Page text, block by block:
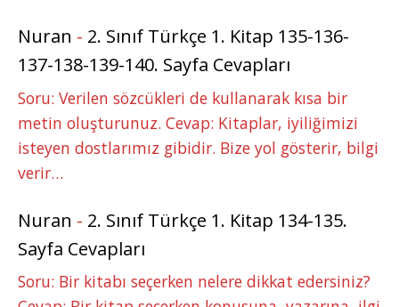
Nuran - 2. Sınıf Türkçe 1. Kitap 135-136-
137-138-139-140. Sayfa Cevapları
Soru: Verilen sözcükleri de kullanarak kısa bir
metin oluşturunuz. Cevap: Kitaplar, iyiliğimizi
isteyen dostlarımız gibidir. Bize yol gösterir, bilgi
verir…
Nuran - 2. Sınıf Türkçe 1. Kitap 134-135.
Sayfa Cevapları
Soru: Bir kitabı seçerken nelere dikkat edersiniz?